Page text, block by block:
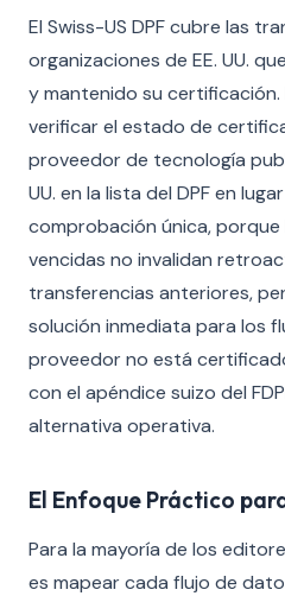
El Swiss-US DPF cubre las
organizaciones de EE. UU.
y mantenido su
verificar el estado de
proveedor de tecnología
UU. en la lista del DPF en
comprobación única,
vencidas no invalidan
transferencias anteriores,
solución inmediata para los
proveedor no está certificado
con el apéndice suizo del
alternativa operativa.
El Enfoque Práctico
Para la mayoría de los
es mapear cada flujo de